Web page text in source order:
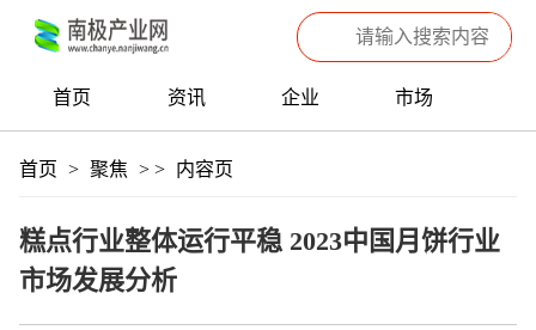
首页 资讯 企业 市场
首页 > 聚焦 > > 内容页
糕点行业整体运行平稳 2023中国月饼行业
市场发展分析